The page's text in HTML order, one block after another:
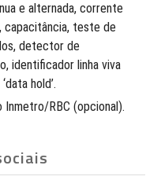
e alternada, corrente
capacitância, teste de
detector de
identificador linha viva
hold’.
Inmetro/RBC (opcional).